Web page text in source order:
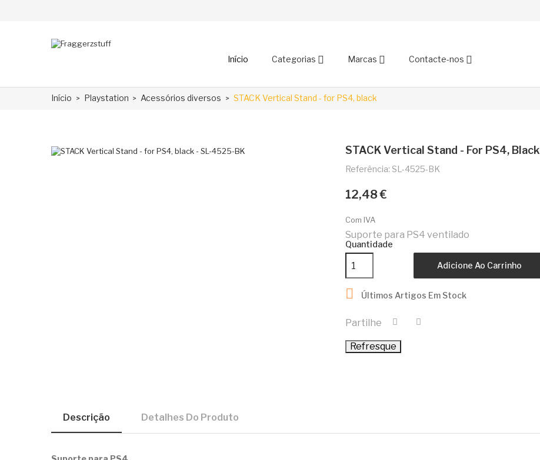
Início Categorias Marcas Contacte-nos
Início Playstation Acessórios diversos STACK Vertical Stand - for PS4, black
STACK Vertical Stand - For PS4, Black
Referência: SL-4525-BK
12,48 €
Com IVA
Suporte para PS4 ventilado
Quantidade
Adicione Ao Carrinho
 Últimos Artigos Em Stock
Partilhe
Descrição Detalhes Do Produto